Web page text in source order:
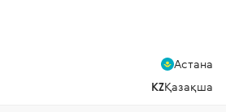
Астана
KZҚазақша